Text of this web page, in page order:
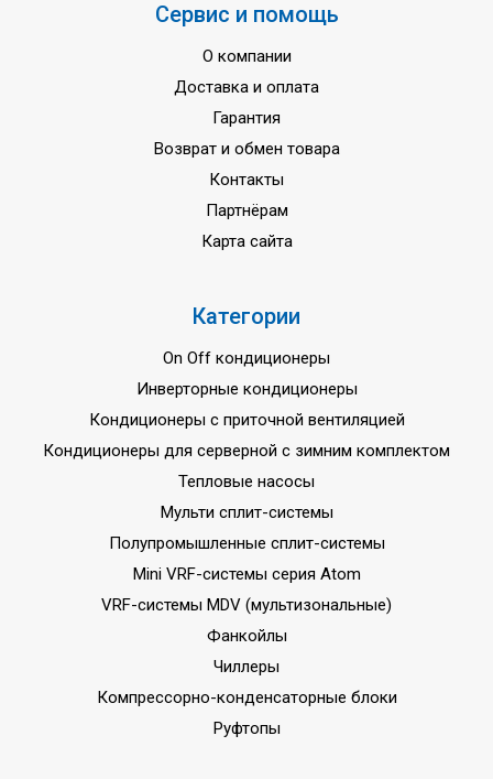
Сервис и помощь
О компании
Доставка и оплата
Гарантия
Возврат и обмен товара
Контакты
Партнёрам
Карта сайта
Категории
On Off кондиционеры
Инверторные кондиционеры
Кондиционеры с приточной вентиляцией
Кондиционеры для серверной с зимним комплектом
Тепловые насосы
Мульти сплит-системы
Полупромышленные сплит-системы
Mini VRF-системы серия Atom
VRF-системы MDV (мультизональные)
Фанкойлы
Чиллеры
Компрессорно-конденсаторные блоки
Руфтопы